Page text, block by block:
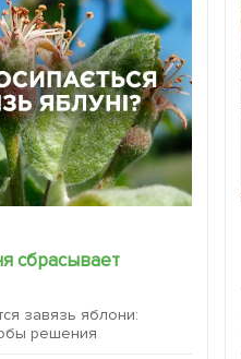
сбрасывает
завязь яблони:
решения